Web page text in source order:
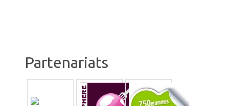
Partenariats